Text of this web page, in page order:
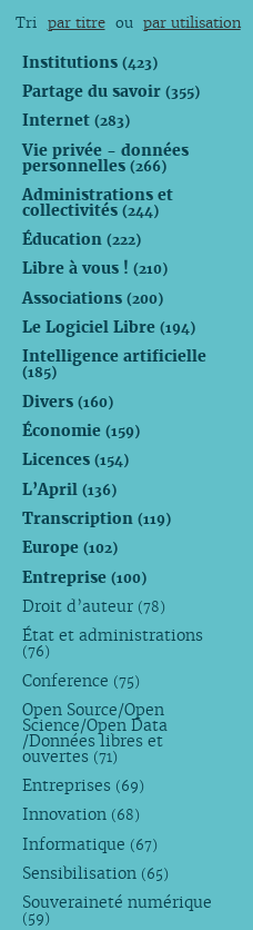
Tri par titre ou par utilisation
Institutions (423)
Partage du savoir (355)
Internet (283)
Vie privée - données
personnelles (266)
Administrations et
collectivités (244)
Éducation (222)
Libre à vous ! (210)
Associations (200)
Le Logiciel Libre (194)
Intelligence artificielle
(185)
Divers (160)
Économie (159)
Licences (154)
L’April (136)
Transcription (119)
Europe (102)
Entreprise (100)
Droit d’auteur (78)
État et administrations
(76)
Conference (75)
Open Source/Open
Science/Open Data
/Données libres et
ouvertes (71)
Entreprises (69)
Innovation (68)
Informatique (67)
Sensibilisation (65)
Souveraineté numérique
(59)